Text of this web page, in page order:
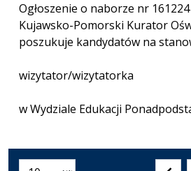
Ogłoszenie o naborze nr
Kujawsko-Pomorski Kurator
poszukuje kandydatów na
wizytator/wizytatorka
w Wydziale Edukacji